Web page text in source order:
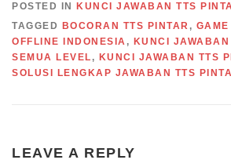
POSTED IN
KUNCI JAWABAN TTS
TAGGED
BOCORAN TTS PINTAR ,
OFFLINE INDONESIA , KUNCI
SEMUA LEVEL , KUNCI JAWABAN TTS
SOLUSI LENGKAP JAWABAN TTS
LEAVE A REPLY